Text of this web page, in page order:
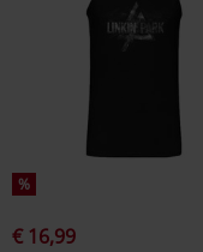
%
€ 16,99